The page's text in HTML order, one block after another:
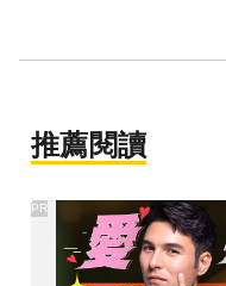
推薦閱讀
PR